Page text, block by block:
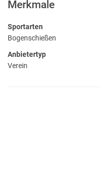
Merkmale
Sportarten
Bogenschießen
Anbietertyp
Verein